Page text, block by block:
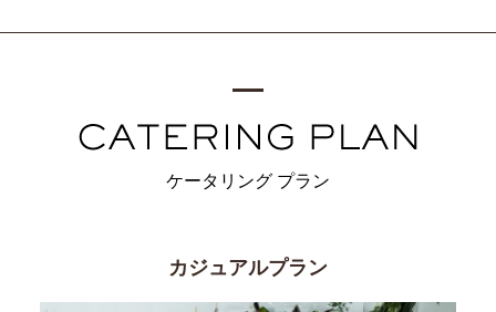
ケータリング プラン
カジュアルプラン